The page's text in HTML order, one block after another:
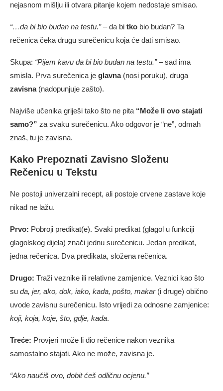
nejasnom mišlju ili otvara pitanje kojem nedostaje smisao.
“…da bi bio budan na testu.”– da bi tko bio budan? Ta
rečenica čeka drugu surečenicu koja će dati smisao.
Skupa: “Pijem kavu da bi bio budan na testu.”– sad ima
smisla. Prva surečenica je glavna(nosi poruku), druga
zavisna(nadopunjuje zašto).
Najviše učenika griješi tako što ne pita “Može li ovo stajati
samo?” za svaku surečenicu. Ako odgovor je “ne”, odmah
znaš, tu je zavisna.
Kako Prepoznati Zavisno Složenu
Rečenicu u Tekstu
Ne postoji univerzalni recept, ali postoje crvene zastave koje
nikad ne lažu.
Prvo: Pobroji predikat(e). Svaki predikat (glagol u funkciji
glagolskog dijela) znači jednu surečenicu. Jedan predikat,
jedna rečenica. Dva predikata, složena rečenica.
Drugo: Traži veznike ili relativne zamjenice. Veznici kao što
su da, jer, ako, dok, iako, kada, pošto, makar(i druge) obično
uvode zavisnu surečenicu. Isto vrijedi za odnosne zamjenice:
koji, koja, koje, što, gdje, kada.
Treće: Provjeri može li dio rečenice nakon veznika
samostalno stajati. Ako ne može, zavisna je.
“Ako naučiš ovo, dobit ćeš odličnu ocjenu.”